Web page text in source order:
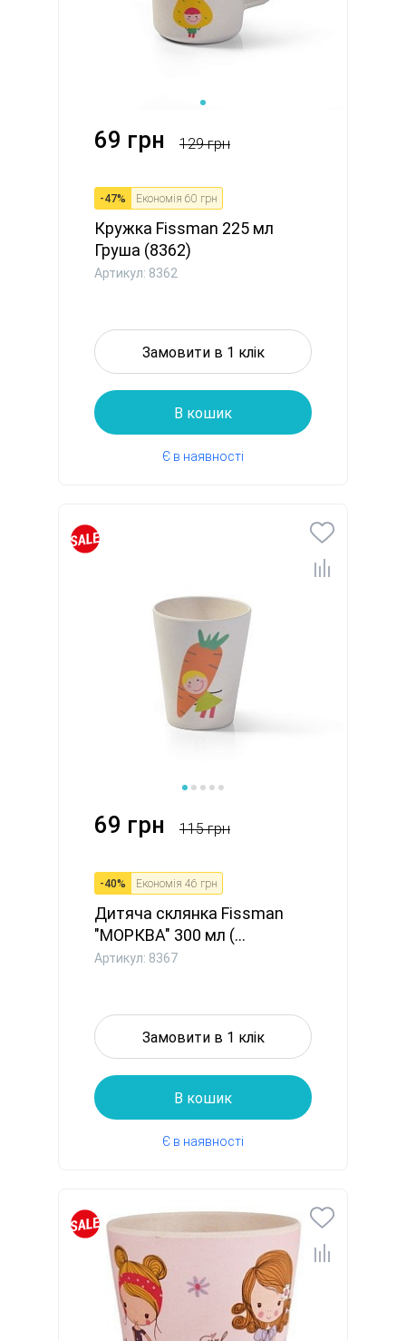
69 грн 129 грн
-47% Економія 60 грн
Кружка Fissman 225 мл
Груша (8362)
Артикул: 8362
Замовити в 1 клік
В кошик
Є в наявності
69 грн 115 грн
-40% Економія 46 грн
Дитяча склянка Fissman
"МОРКВА" 300 мл (...
Артикул: 8367
Замовити в 1 клік
В кошик
Є в наявності